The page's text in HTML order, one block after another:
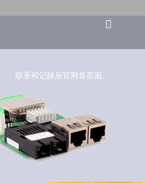
联系和记娱乐官网首页面